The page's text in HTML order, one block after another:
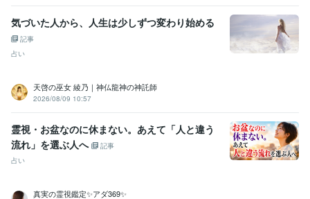
気づいた人から、人生は少しずつ変わり始める
記事
占い
天啓の巫女 綾乃｜神仏龍神の神託師
2026/08/09 10:57
霊視・お盆なのに休まない。あえて「人と違う
流れ」を選ぶ人へ
記事
占い
真実の霊視鑑定✨アダ369✨